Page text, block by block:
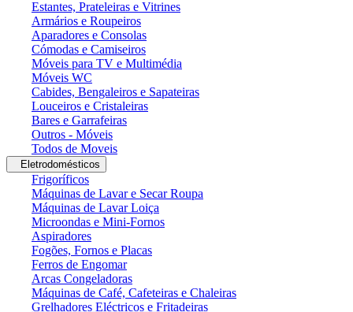
Estantes, Prateleiras e Vitrines
Armários e Roupeiros
Aparadores e Consolas
Cómodas e Camiseiros
Móveis para TV e Multimédia
Móveis WC
Cabides, Bengaleiros e Sapateiras
Louceiros e Cristaleiras
Bares e Garrafeiras
Outros - Móveis
Todos de Moveis
Eletrodomésticos
Frigoríficos
Máquinas de Lavar e Secar Roupa
Máquinas de Lavar Loiça
Microondas e Mini-Fornos
Aspiradores
Fogões, Fornos e Placas
Ferros de Engomar
Arcas Congeladoras
Máquinas de Café, Cafeteiras e Chaleiras
Grelhadores Eléctricos e Fritadeiras